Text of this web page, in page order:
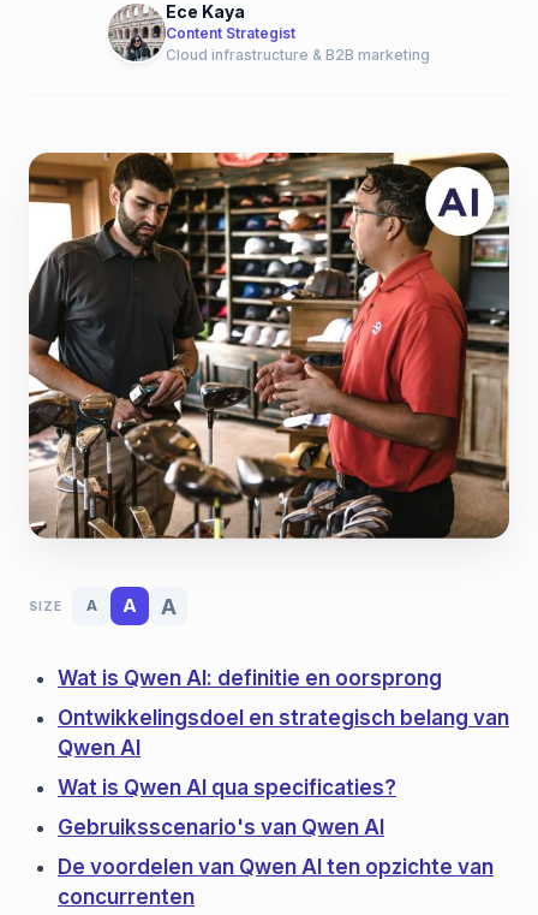
Ece Kaya
Content Strategist
Cloud infrastructure & B2B marketing
SIZE A A A
Wat is Qwen AI: definitie en oorsprong
Ontwikkelingsdoel en strategisch belang van
Qwen AI
Wat is Qwen AI qua specificaties?
Gebruiksscenario's van Qwen AI
De voordelen van Qwen AI ten opzichte van
concurrenten